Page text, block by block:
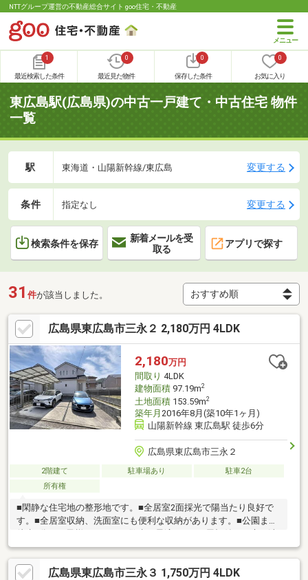
NTTグループ運営の不動産総合サイト goo住宅・不動産
1
最近検索した条件
0
最近見た物件
0
保存した条件
0
お気に入り
東広島駅(広島県)の中古一戸建て・中古住宅 物件
一覧
駅 東海道・山陽新幹線/東広島 変更する
条件 指定なし 変更する
検索条件を保存
新着メールを受
取る
アプリで探す
31 件が該当しました。
広島県東広島市三永２ 2,180万円 4LDK
2,180万円
間取り 4LDK
建物面積97.19m2
土地面積153.59m2
築年月 2016年8月(築10年1ヶ月)
山陽新幹線 東広島駅 徒歩6分
広島県東広島市三永２
2階建て 駐車場あり
駐車2台
所有権
■閑静な住宅地の整形地です。■全居室2面採光で陽当たり良好で
す。■全居室収納、洗面室にも便利な収納があります。■公園まで
濯物を干したり、BBQを楽しむことはもちろん、お子様やペット
のプレイスペースとしても！現地見学をお希望の場合は、見学予
約からまたはお気軽にお問い合わせください。
広島県東広島市三永３ 1,750万円 4LDK